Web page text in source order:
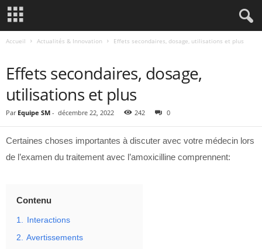
Accueil Actualités & Innovation Effets secondaires, dosage, utilisations et plus
Effets secondaires, dosage,
utilisations et plus
Par Equipe SM - décembre 22, 2022 242 0
Certaines choses importantes à discuter avec votre médecin lors
de l’examen du traitement avec l’amoxicilline comprennent:
Contenu
1.
Interactions
2. Avertissements